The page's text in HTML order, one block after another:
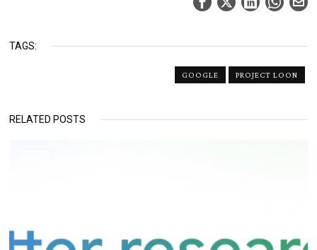
TAGS:
GOOGLE PROJECT LOON
RELATED POSTS